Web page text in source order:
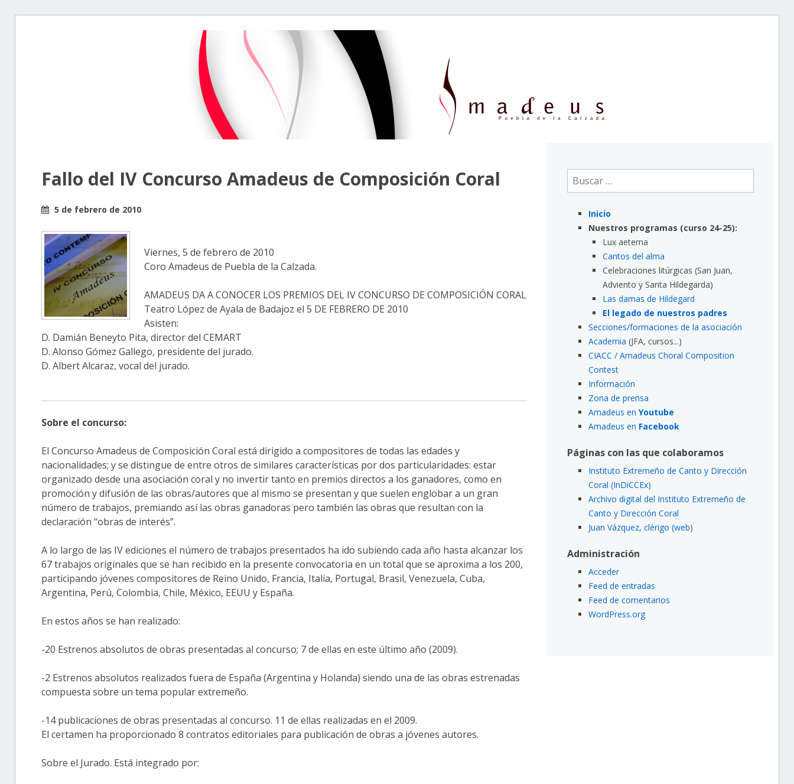
Fallo del IV Concurso Amadeus de Composición Coral
5 de febrero de 2010
Viernes, 5 de febrero de 2010
Coro Amadeus de Puebla de la Calzada.
AMADEUS DA A CONOCER LOS PREMIOS DEL IV CONCURSO DE COMPOSICIÓN CORAL
Teatro López de Ayala de Badajoz el 5 DE FEBRERO DE 2010
Asisten:
D. Damián Beneyto Pita, director del CEMART
D. Alonso Gómez Gallego, presidente del jurado.
D. Albert Alcaraz, vocal del jurado.
Sobre el concurso:
El Concurso Amadeus de Composición Coral está dirigido a compositores de todas las edades y
nacionalidades; y se distingue de entre otros de similares características por dos particularidades: estar
organizado desde una asociación coral y no invertir tanto en premios directos a los ganadores, como en
promoción y difusión de las obras/autores que al mismo se presentan y que suelen englobar a un gran
número de trabajos, premiando así las obras ganadoras pero también las obras que resultan con la
declaración “obras de interés”.
A lo largo de las IV ediciones el número de trabajos presentados ha ido subiendo cada año hasta alcanzar los
67 trabajos originales que se han recibido en la presente convocatoria en un total que se aproxima a los 200,
participando jóvenes compositores de Reino Unido, Francia, Italia, Portugal, Brasil, Venezuela, Cuba,
Argentina, Perú, Colombia, Chile, México, EEUU y España.
En estos años se han realizado:
-20 Estrenos absolutos de obras presentadas al concurso; 7 de ellas en este último año (2009).
-2 Estrenos absolutos realizados fuera de España (Argentina y Holanda) siendo una de las obras estrenadas
compuesta sobre un tema popular extremeño.
-14 publicaciones de obras presentadas al concurso. 11 de ellas realizadas en el 2009.
El certamen ha proporcionado 8 contratos editoriales para publicación de obras a jóvenes autores.
Sobre el Jurado. Está integrado por:
Buscar:
Inicio
Nuestros programas (curso 24-25):
Lux aeterna
Cantos del alma
Celebraciones litúrgicas (San Juan,
Adviento y Santa Hildegarda)
Las damas de Hildegard
El legado de nuestros padres
Secciones/formaciones de la asociación
Academia (JFA, cursos...)
CIACC / Amadeus Choral Composition
Contest
Información
Zona de prensa
Amadeus enYoutube
Amadeus en Facebook
Páginas con las que colaboramos
Instituto Extremeño de Canto y Dirección
Coral (InDiCCEx)
Archivo digital del Instituto Extremeño de
Canto y Dirección Coral
Juan Vázquez, clérigo (web)
Administración
Acceder
Feed de entradas
Feed de comentarios
WordPress.org